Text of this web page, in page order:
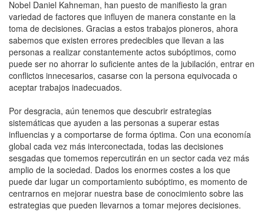
Nobel Daniel Kahneman, han puesto de manifiesto la gran
variedad de factores que influyen de manera constante en la
toma de decisiones. Gracias a estos trabajos pioneros, ahora
sabemos que existen errores predecibles que llevan a las
personas a realizar constantemente actos subóptimos, como
puede ser no ahorrar lo suficiente antes de la jubilación, entrar en
conflictos innecesarios, casarse con la persona equivocada o
aceptar trabajos inadecuados.
Por desgracia, aún tenemos que descubrir estrategias
sistemáticas que ayuden a las personas a superar estas
influencias y a comportarse de forma óptima. Con una economía
global cada vez más interconectada, todas las decisiones
sesgadas que tomemos repercutirán en un sector cada vez más
amplio de la sociedad. Dados los enormes costes a los que
puede dar lugar un comportamiento subóptimo, es momento de
centrarnos en mejorar nuestra base de conocimiento sobre las
estrategias que pueden llevarnos a tomar mejores decisiones.